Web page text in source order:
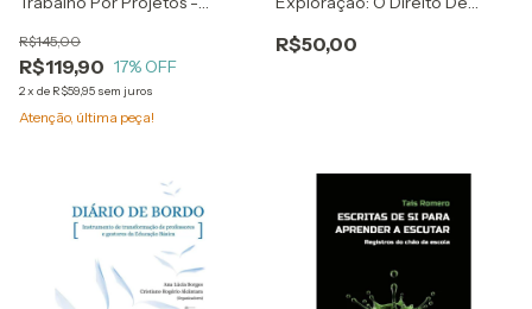
Cippitelli
R$119,90
R$145,00
17% OFF
2x de R$59,95 sem juros
Atenção, última peça!
Alejandra Cippitelli
R$50,00